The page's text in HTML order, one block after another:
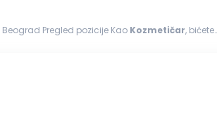
Beograd Pregled pozicije Kao Kozmetičar, bićete